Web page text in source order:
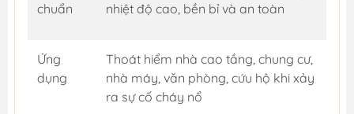
chuẩn
nhiệt độ cao, bền bỉ và an toàn
Ứng
dụng
Thoát hiểm nhà cao tầng, chung cư,
nhà máy, văn phòng, cứu hộ khi xảy
ra sự cố cháy nổ